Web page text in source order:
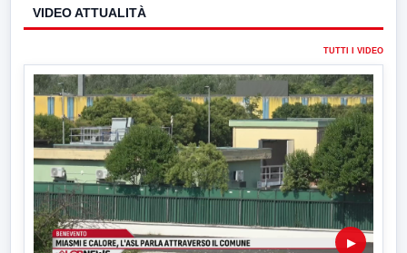
VIDEO ATTUALITÀ
TUTTI I VIDEO
▶